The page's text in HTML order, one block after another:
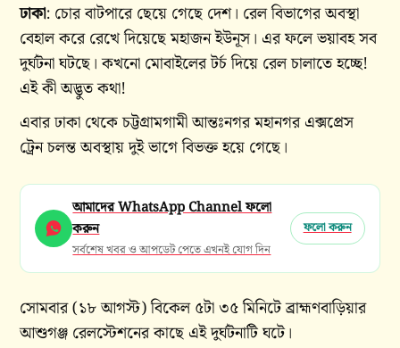
ঢাকা: চোর বাটপারে ছেয়ে গেছে দেশ। রেল বিভাগের অবস্থা
বেহাল করে রেখে দিয়েছে মহাজন ইউনূস। এর ফলে ভয়াবহ সব
দুর্ঘটনা ঘটছে। কখনো মোবাইলের টর্চ দিয়ে রেল চালাতে হচ্ছে!
এই কী অদ্ভুত কথা!
এবার ঢাকা থেকে চট্টগ্রামগামী আন্তঃনগর মহানগর এক্সপ্রেস
ট্রেন চলন্ত অবস্থায় দুই ভাগে বিভক্ত হয়ে গেছে।
আমাদের WhatsApp Channel ফলো
করুন
সর্বশেষ খবর ও আপডেট পেতে এখনই যোগ দিন
ফলো করুন
সোমবার (১৮ আগস্ট) বিকেল ৫টা ৩৫ মিনিটে ব্রাহ্মণবাড়িয়ার
আশুগঞ্জ রেলস্টেশনের কাছে এই দুর্ঘটনাটি ঘটে।